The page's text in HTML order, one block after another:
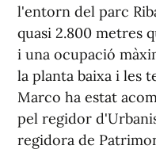
l'entorn del parc
quasi 2.800 metres
i una ocupació
la planta baixa i les
Marco ha estat
pel regidor
regidora de